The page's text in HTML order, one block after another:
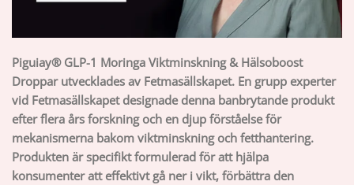
Piguiay® GLP-1 Moringa Viktminskning & Hälsoboost
Droppar utvecklades av Fetmasällskapet. En grupp experter
vid Fetmasällskapet designade denna banbrytande produkt
efter flera års forskning och en djup förståelse för
mekanismerna bakom viktminskning och fetthantering.
Produkten är specifikt formulerad för att hjälpa
konsumenter att effektivt gå ner i vikt, förbättra den